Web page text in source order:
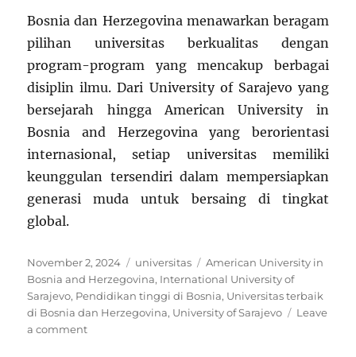
Bosnia dan Herzegovina menawarkan beragam
pilihan universitas berkualitas dengan
program-program yang mencakup berbagai
disiplin ilmu. Dari University of Sarajevo yang
bersejarah hingga American University in
Bosnia and Herzegovina yang berorientasi
internasional, setiap universitas memiliki
keunggulan tersendiri dalam mempersiapkan
generasi muda untuk bersaing di tingkat
global.
Posted
on
November 2, 2024 Categories
universitas Tags
American University in
Bosnia and Herzegovina, International University of
Sarajevo, Pendidikan tinggi di Bosnia, Universitas terbaik
di Bosnia dan Herzegovina, University of Sarajevo
Leave
a commenton